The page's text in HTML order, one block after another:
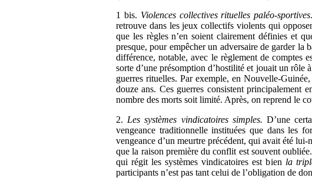
1 bis. Violences collectives rituelles paléo-sportives
retrouve dans les jeux collectifs violents qui
que les règles n’en soient clairement définies et
presque, pour empêcher un adversaire de garder
différence, notable, avec le règlement de comptes
sorte d’une présomption d’hostilité et jouait un
guerres rituelles. Par exemple, en Nouvelle-
douze ans. Ces guerres consistent principalement
nombre des morts soit limité. Après, on reprend le
2. Les systèmes vindicatoires simples. D’une
vengeance traditionnelle instituées que dans les
vengeance d’un meurtre précédent, qui avait été
que la raison première du conflit est souvent
qui régit les systèmes vindicatoires est bien la
participants n’est pas tant celui de l’obligation de